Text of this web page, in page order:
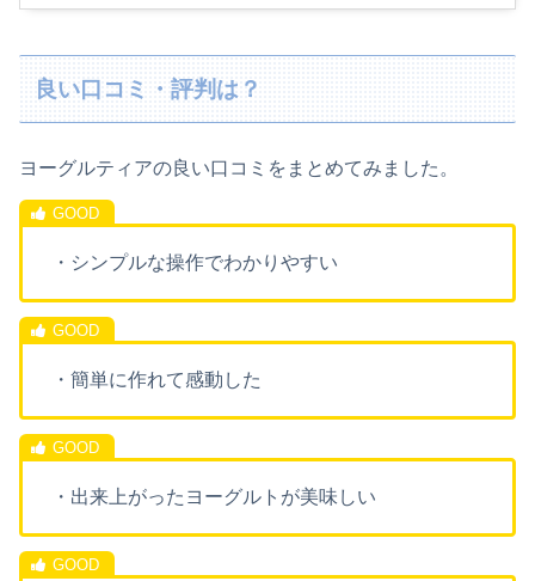
良い口コミ・評判は？
ヨーグルティアの良い口コミをまとめてみました。
・シンプルな操作でわかりやすい
・簡単に作れて感動した
・出来上がったヨーグルトが美味しい